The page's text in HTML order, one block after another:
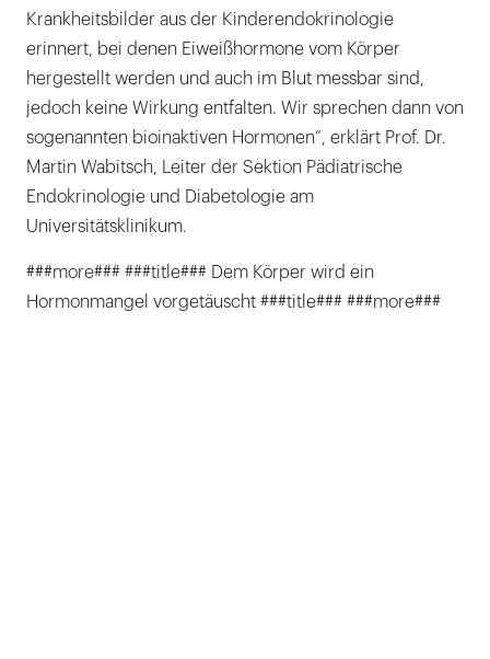
Krankheitsbilder aus der Kinderendokrinologie
erinnert, bei denen Eiweißhormone vom Körper
hergestellt werden und auch im Blut messbar sind,
jedoch keine Wirkung entfalten. Wir sprechen dann von
sogenannten bioinaktiven Hormonen“, erklärt Prof. Dr.
Martin Wabitsch, Leiter der Sektion Pädiatrische
Endokrinologie und Diabetologie am
Universitätsklinikum.
###more### ###title### Dem Körper wird ein
Hormonmangel vorgetäuscht ###title### ###more###